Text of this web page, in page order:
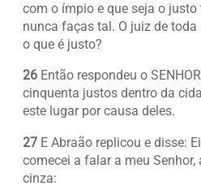
com o ímpio e que seja o
nunca faças tal. O juiz de toda
o que é justo?
26 Então respondeu o
cinquenta justos dentro da
este lugar por causa deles.
27 E Abraão replicou e disse:
comecei a falar a meu Senhor,
cinza: